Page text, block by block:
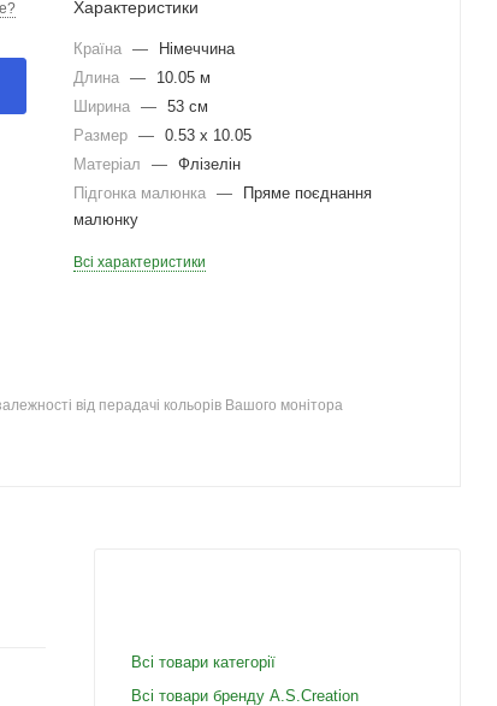
Характеристики
Країна —
Німеччина
Длина —
10.05 м
Ширина — 53 см
Размер — 0.53 x 10.05
Матеріал
— Флізелін
Підгонка малюнка —
Пряме поєднання
малюнку
Всі характеристики
від перадачі кольорів Вашого монітора
Всі товари категорії
Всі товари бренду A.S.Creation